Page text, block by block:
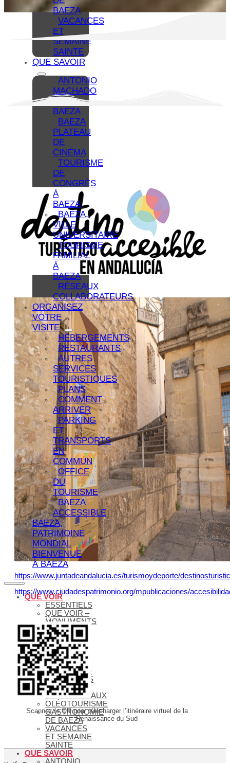
BAEZA
VACANCES
ET
SEMAINE
SAINTE
QUE SAVOIR
ANTONIO
MACHADO
BAEZA
BAEZA
PLATEAU
DE
CINÉMA
TOURISME
DE
CONGRÈS
À
BAEZA
BAEZA,
VILLE
UNIVERSITAIRE
TOURISME
FAMILIAL
À
BAEZA
RÉSEAUX
COLLABORATEURS
ORGANISEZ
VOTRE
VISITE
HÉBERGEMENTS
RESTAURANTS
AUTRES
SERVICES
TOURISTIQUES
PLANS
COMMENT
ARRIVER
PARKING
ET
TRANSPORTS
EN
COMMUN
OFFICE
DU
TOURISME
BAEZA
ACCESSIBLE
BAEZA,
PATRIMOINE
MONDIAL
BIENVENUE
À BAEZA
QUE VOIR
ESSENTIELS
QUE VOIR –
MONUMENTS
MUSÉES
QUE VOIR –
LAGUNA
GRANDE
VISITES
VIRTUELLES
ITINÉRAIRES
ET GUIDES
MONUMENTAUX
OLÉOTOURISME
GASTRONOMIE
DE BAEZA
VACANCES
ET SEMAINE
SAINTE
QUE SAVOIR
https://www.juntadeandalucia.es/turismoydeporte/
https://www.ciudadespatrimonio.org/mpublicaciones/
Scannez le QR pour télécharger l’itinéraire virtuel de la
Renaissance du Sud